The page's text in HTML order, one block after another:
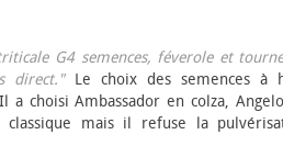
G4 semences, féverole et
direct."Le choix des semences à
choisi Ambassador en colza,
mais il refuse la